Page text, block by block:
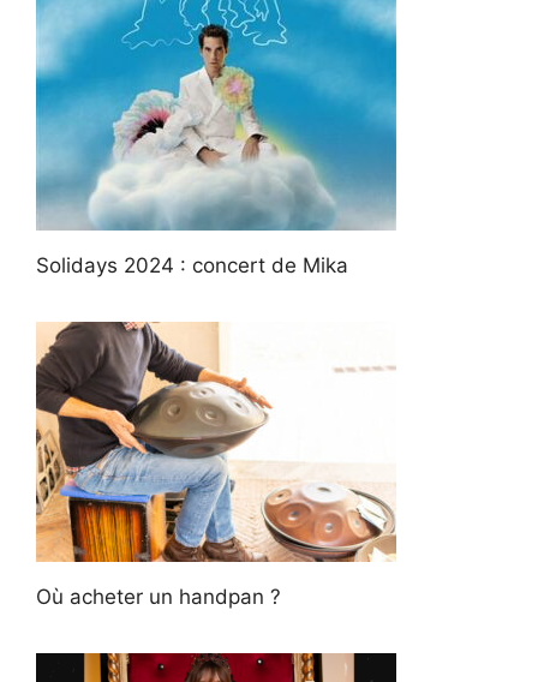
Solidays 2024 : concert de Mika
Où acheter un handpan ?